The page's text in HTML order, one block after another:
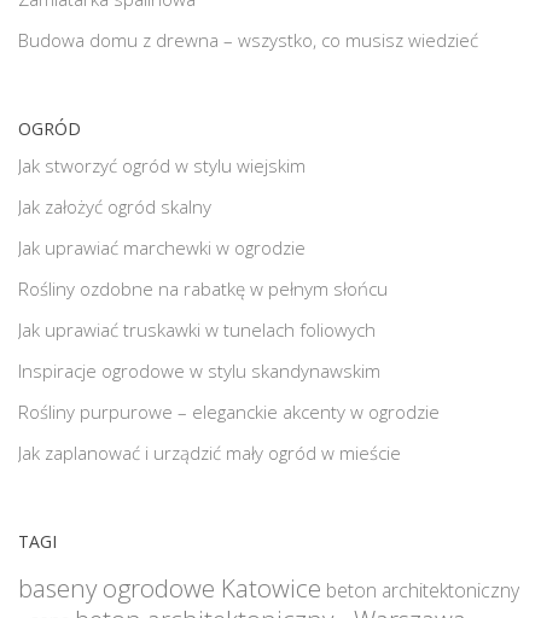
Budowa domu z drewna – wszystko, co musisz wiedzieć
OGRÓD
Jak stworzyć ogród w stylu wiejskim
Jak założyć ogród skalny
Jak uprawiać marchewki w ogrodzie
Rośliny ozdobne na rabatkę w pełnym słońcu
Jak uprawiać truskawki w tunelach foliowych
Inspiracje ogrodowe w stylu skandynawskim
Rośliny purpurowe – eleganckie akcenty w ogrodzie
Jak zaplanować i urządzić mały ogród w mieście
TAGI
baseny ogrodowe Katowice beton architektoniczny